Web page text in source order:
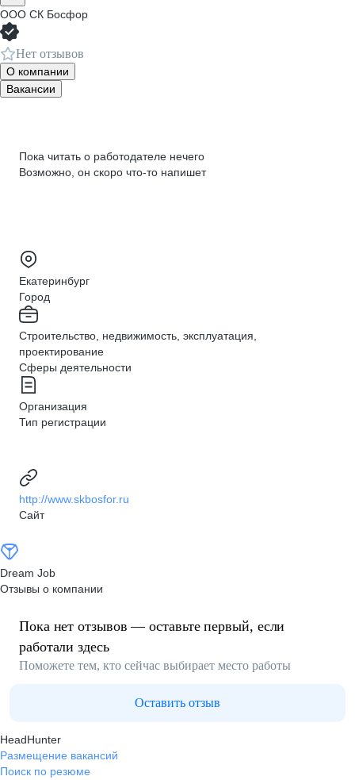
ООО СК Босфор
Нет отзывов
О компании
Вакансии
Пока читать о работодателе нечего
Возможно, он скоро что‑то напишет
Екатеринбург
Город
Строительство, недвижимость, эксплуатация,
проектирование
Сферы деятельности
Организация
Тип регистрации
http://www.skbosfor.ru
Сайт
Dream Job
Отзывы о компании
Пока нет отзывов — оставьте первый, если
работали здесь
Поможете тем, кто сейчас выбирает место работы
Оставить отзыв
HeadHunter
Размещение вакансий
Поиск по резюме